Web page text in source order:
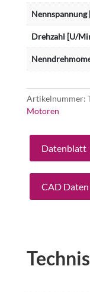
Nennspannung
Drehzahl [U/
Artikelnummer:
Motoren
Datenblatt
CAD Daten